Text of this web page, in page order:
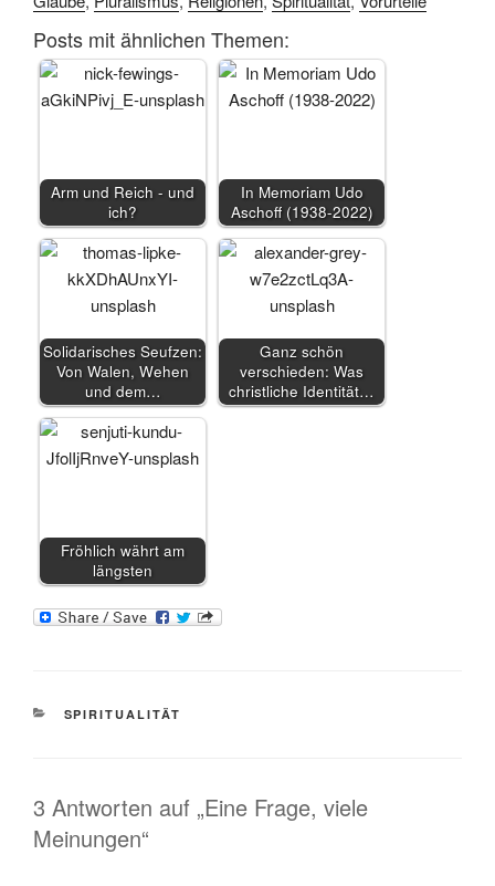
Posts mit ähnlichen Themen:
Arm und Reich - und
ich?
In Memoriam Udo
Aschoff (1938-2022)
Solidarisches Seufzen:
Von Walen, Wehen
und dem…
Ganz schön
verschieden: Was
christliche Identität…
Fröhlich währt am
längsten
KATEGORIEN
SPIRITUALITÄT
3 Antworten auf „Eine Frage, viele
Meinungen“